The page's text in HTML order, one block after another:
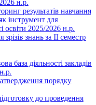
н.р.
результатів навчання
інструмент для
освіти 2025/2026 н.р.
знань за ІІ семестр
база діяльності закладів
порядку
до проведення